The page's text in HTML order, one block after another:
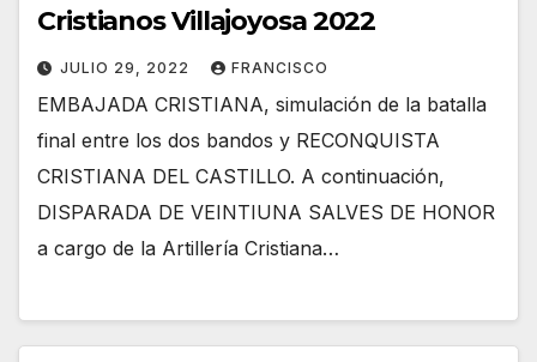
Cristianos Villajoyosa 2022
JULIO 29, 2022 FRANCISCO
EMBAJADA CRISTIANA, simulación de la batalla
final entre los dos bandos y RECONQUISTA
CRISTIANA DEL CASTILLO. A continuación,
DISPARADA DE VEINTIUNA SALVES DE HONOR
a cargo de la Artillería Cristiana…